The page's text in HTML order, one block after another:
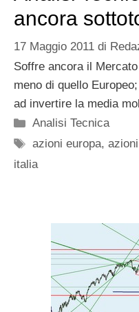
ancora
17 Maggio 2011 di
Soffre ancora il
meno di quello
ad invertire la media
Categorie
Analisi Tecnica
Tag
azioni europa,
italia